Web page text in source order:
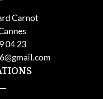
Carnot
04 23